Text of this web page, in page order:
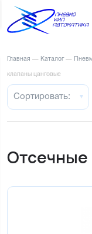
Главная — Каталог —
клапаны цанговые
Сортировать:
Отсечные